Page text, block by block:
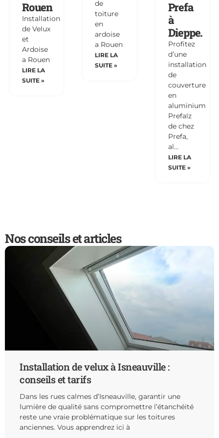
Rouen
Installation
de Velux
et
Ardoise
a Rouen
LIRE LA
SUITE »
de
toiture
en
ardoise
a Rouen
LIRE LA
SUITE »
Prefa
à
Dieppe.
Profitez
d’une
installation
de
couverture
en
aluminium
Prefalz
de chez
Prefa,
al…
LIRE LA
SUITE »
Nos conseils et articles
Installation de velux à Isneauville :
conseils et tarifs
Dans les rues calmes d’Isneauville, garantir une
lumière de qualité sans compromettre l’étanchéité
reste une vraie problématique sur les toitures
anciennes. Vous apprendrez ici à